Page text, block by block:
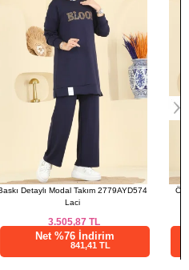
Önü Taşlı Modal Takım 2782AYD574
Mürdüm
3.175,03
Net %76 İndirim
762,01 TL